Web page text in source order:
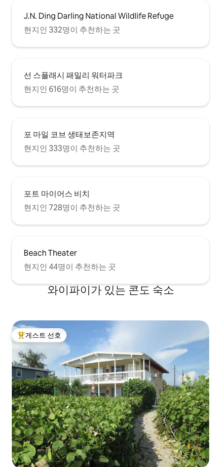
J.N. Ding Darling National Wildlife Refuge
현지인 332명이 추천하는 곳
선 스플래시 패밀리 워터파크
현지인 616명이 추천하는 곳
포 마일 코브 생태보존지역
현지인 333명이 추천하는 곳
포트 마이어스 비치
현지인 728명이 추천하는 곳
Beach Theater
현지인 44명이 추천하는 곳
와이파이가 있는 콘도 숙소
상위 게스트 선호
게스트 선호